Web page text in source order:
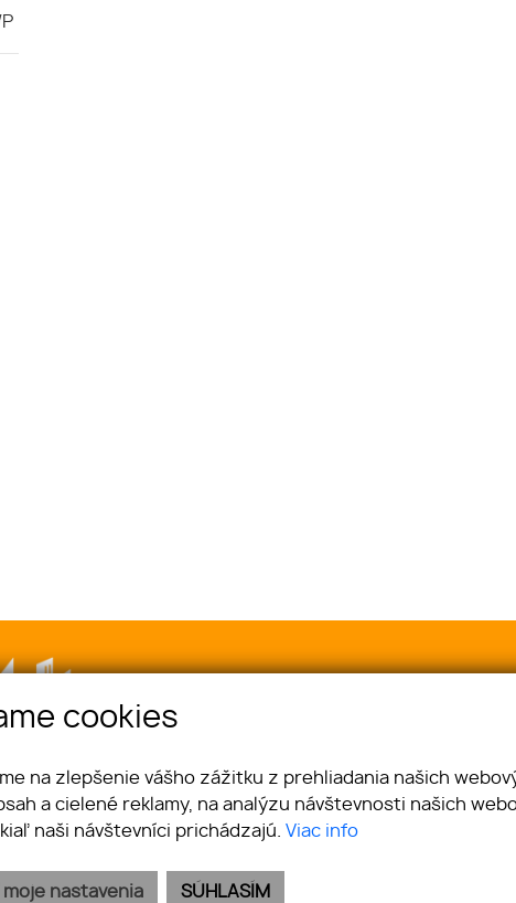
+421 911 236 022 stefan.danco@trendyreal.sk
cookies
na zlepšenie vášho zážitku z prehliadania našich
a cielené reklamy, na analýzu návštevnosti našich
naši návštevníci prichádzajú. Viac info
SÚHLASÍM
nastavenia